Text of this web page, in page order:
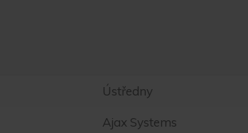
Ústředny
Ajax Systems